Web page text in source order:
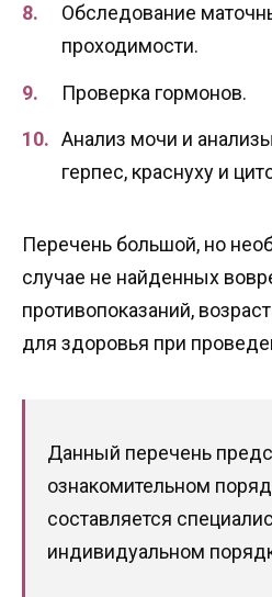
Обследование
проходимости.
Проверка гормонов.
Анализ мочи и
герпес, краснуху и
Перечень большой, но
случае не найденных
противопоказаний,
для здоровья при
Данный перечень
ознакомительном
составляется
индивидуальном